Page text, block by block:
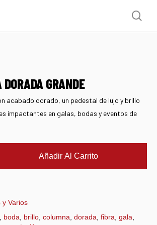
GRANDE
acabado dorado, un pedestal de lujo y brillo
impactantes en galas, bodas y eventos de
Añadir Al Carrito
y Varios
boda brillo, columna dorada fibra gala